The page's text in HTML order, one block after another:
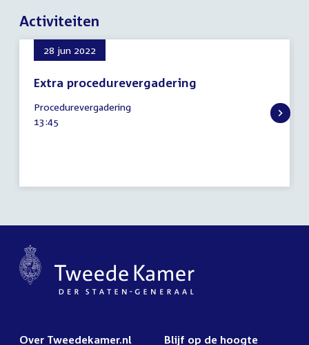
Activiteiten
28 jun 2022
Extra procedurevergadering
juni
2022
Procedurevergadering
Tijd
13:45
Over Tweedekamer.nl Blijf op de hoogte